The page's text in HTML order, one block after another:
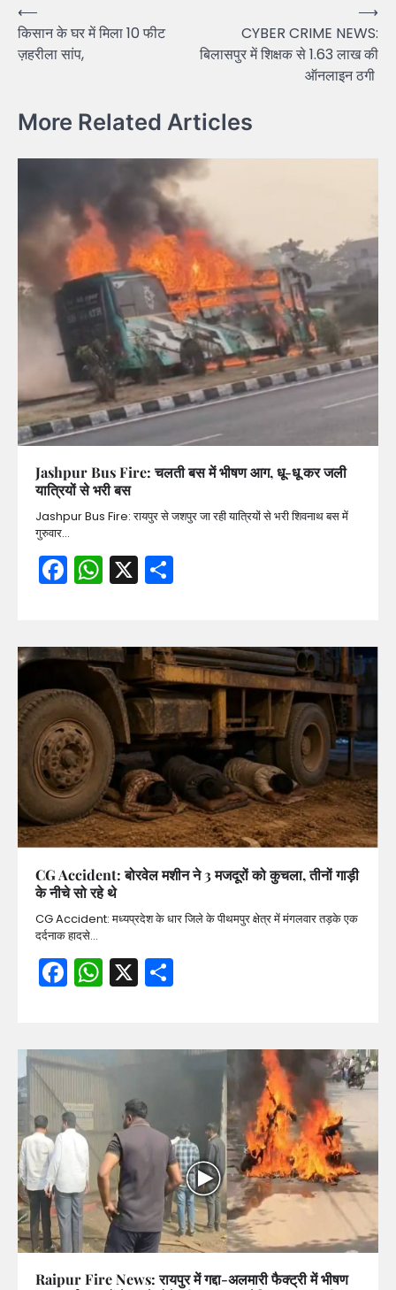
Post
navigation
⟵
किसान के घर में मिला 10 फीट
ज़हरीला सांप,
CYBER CRIME NEWS:
बिलासपुर में शिक्षक से 1.63 लाख की
ऑनलाइन ठगी
⟶
More Related Articles
Jashpur Bus Fire: चलती बस में भीषण आग, धू-धू कर जली
यात्रियों से भरी बस
Jashpur Bus Fire: रायपुर से जशपुर जा रही यात्रियों से भरी शिवनाथ बस में
गुरुवार…
Facebook
WhatsApp
X
CG Accident: बोरवेल मशीन ने 3 मजदूरों को कुचला, तीनों गाड़ी
के नीचे सो रहे थे
CG Accident: मध्यप्रदेश के धार जिले के पीथमपुर क्षेत्र में मंगलवार तड़के एक
दर्दनाक हादसे…
Facebook
WhatsApp
X
Raipur Fire News: रायपुर में गद्दा-अलमारी फैक्ट्री में भीषण